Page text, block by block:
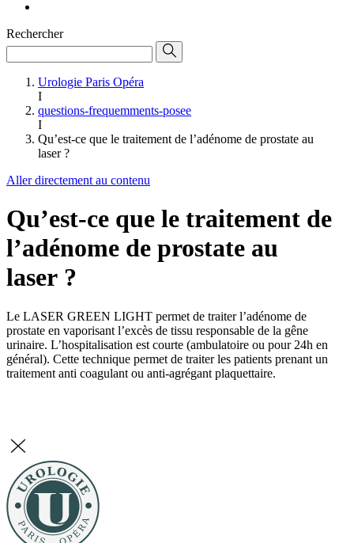
Rechercher
Urologie Paris Opéra
I
questions-frequemments-posee
I
Qu’est-ce que le traitement de l’adénome de prostate au
laser ?
Aller directement au contenu
Qu’est-ce que le traitement de
l’adénome de prostate au
laser ?
Le LASER GREEN LIGHT permet de traiter l’adénome de
prostate en vaporisant l’excès de tissu responsable de la gêne
urinaire. L’hospitalisation est courte (ambulatoire ou pour 24h en
général). Cette technique permet de traiter les patients prenant un
traitement anti coagulant ou anti-agrégant plaquettaire.